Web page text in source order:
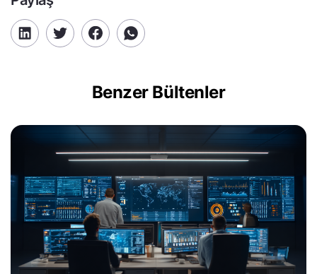
Benzer Bültenler